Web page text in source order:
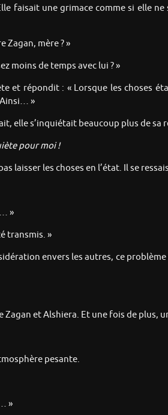
faisait une grimace comme si elle
Zagan, mère ? »
moins de temps avec lui ? »
et répondit : « Lorsque les choses
Ainsi… »
elle s’inquiétait beaucoup plus de sa
pour moi !
laisser les choses en l’état. Il se
»
transmis. »
envers les autres, ce
et Alshiera. Et une fois de plus,
pesante.
»